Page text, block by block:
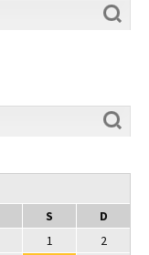
S
D
1
2